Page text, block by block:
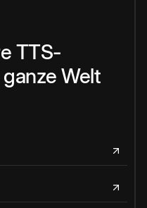
TTS-
Welt